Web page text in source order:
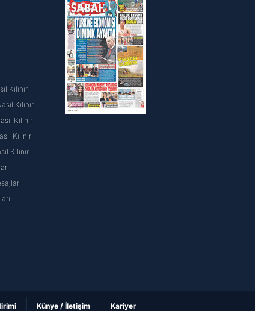
bilgi için Ayarlar
ve sitemizde ilgili
Kılınır
Kılınır
Kılınır
Kılınır
Kılınır
Künye / İletişim Kariyer